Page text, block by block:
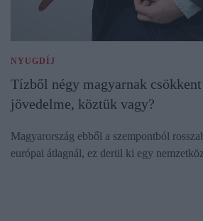
NYUGDÍJ
Tízből négy magyarnak
jövedelme, köztük vagy?
Magyarország ebből a szempontból
európai átlagnál, ez derül ki egy